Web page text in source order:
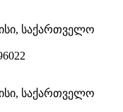
საქართველო
საქართველო